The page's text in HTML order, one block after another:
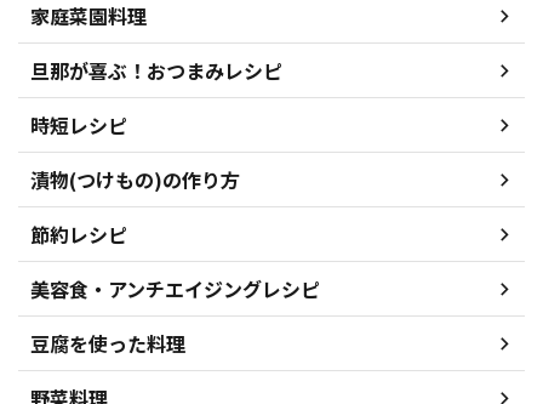
家庭菜園料理
旦那が喜ぶ！おつまみレシピ
時短レシピ
漬物(つけもの)の作り方
節約レシピ
美容食・アンチエイジングレシピ
豆腐を使った料理
野菜料理